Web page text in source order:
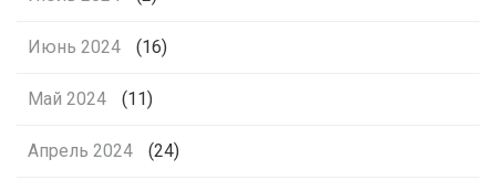
Июнь 2024 (16)
Май 2024 (11)
Апрель 2024 (24)